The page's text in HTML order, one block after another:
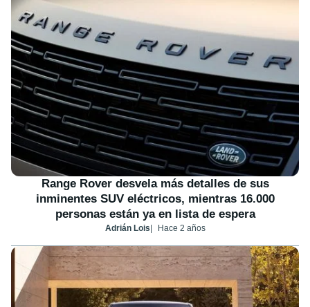
Range Rover desvela más detalles de sus
inminentes SUV eléctricos, mientras 16.000
personas están ya en lista de espera
Adrián Lois Hace 2 años